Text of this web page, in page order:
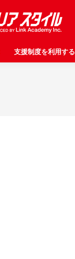
支援制度を利用する
支援制度を利用する